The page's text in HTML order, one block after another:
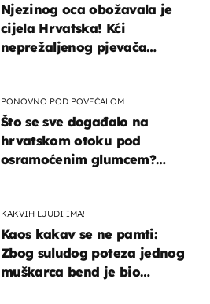
Njezinog oca obožavala je
cijela Hrvatska! Kći
neprežaljenog pjevača
PONOVNO POD POVEĆALOM
Što se sve događalo na
hrvatskom otoku pod
osramoćenim glumcem?
KAKVIH LJUDI IMA!
Kaos kakav se ne pamti:
Zbog suludog poteza jednog
muškarca bend je bio